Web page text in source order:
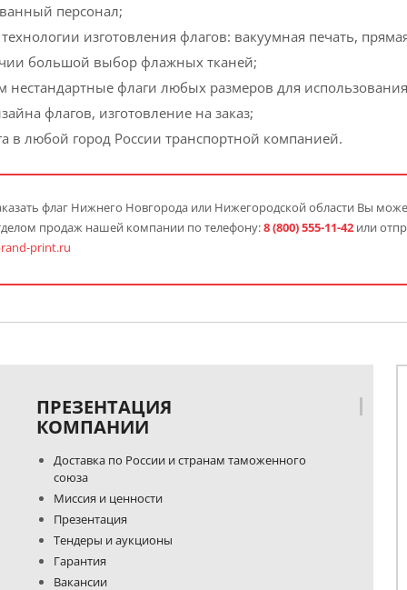
персонал;
изготовления флагов: вакуумная печать,
большой выбор флажных тканей;
нестандартные флаги любых размеров для
флагов, изготовление на заказ;
в любой город России транспортной компанией.
флаг Нижнего Новгорода или Нижегородской области Вы
продаж нашей компании по телефону:8 (800) 555-11-42 или
print.ru
ПРЕЗЕНТАЦИЯ
КОМПАНИИ
Доставка по России и странам таможенного
союза
Миссия и ценности
Презентация
Тендеры и аукционы
Гарантия
Вакансии